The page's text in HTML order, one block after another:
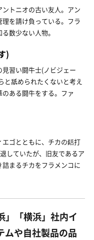
トニオの古い友人。アン
を請け負っている。フラ
数少ない人物。
)
習い闘牛士(ノビジェー
と舐められたくないと考え
ある闘牛をする。ファ
ゴとともに、チカの銛打
していたが、旧友であるア
まるチカをフラメンコに
」「横浜」社内イ
ムや自社製品の品